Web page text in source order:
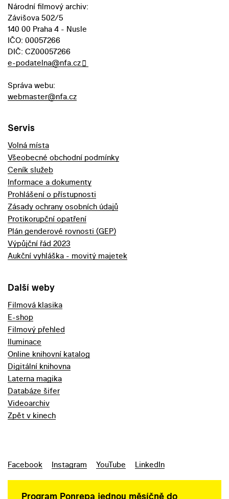
Národní filmový archiv:
Závišova 502/5
140 00 Praha 4 - Nusle
IČO: 00057266
DIČ: CZ00057266
e-podatelna@nfa.cz
Správa webu:
webmaster@nfa.cz
Servis
Volná místa
Všeobecné obchodní podmínky
Ceník služeb
Informace a dokumenty
Prohlášení o přístupnosti
Zásady ochrany osobních údajů
Protikorupční opatření
Plán genderové rovnosti (GEP)
Výpůjční řád 2023
Aukční vyhláška - movitý majetek
Další weby
Filmová klasika
E-shop
Filmový přehled
Iluminace
Online knihovní katalog
Digitální knihovna
Laterna magika
Databáze šifer
Videoarchiv
Zpět v kinech
Facebook Instagram YouTube LinkedIn
Program Ponrepa jednou měsíčně do